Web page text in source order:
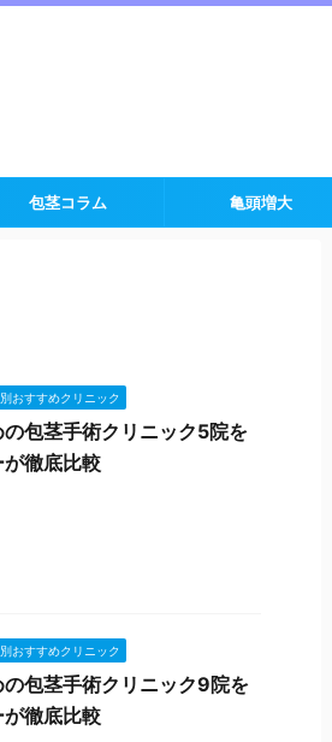
包茎コラム 亀頭増大
おすすめクリニック
包茎手術クリニック5院を
徹底比較
おすすめクリニック
包茎手術クリニック9院を
徹底比較